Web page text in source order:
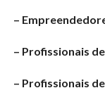
–
– Profissionais
– Profissionais